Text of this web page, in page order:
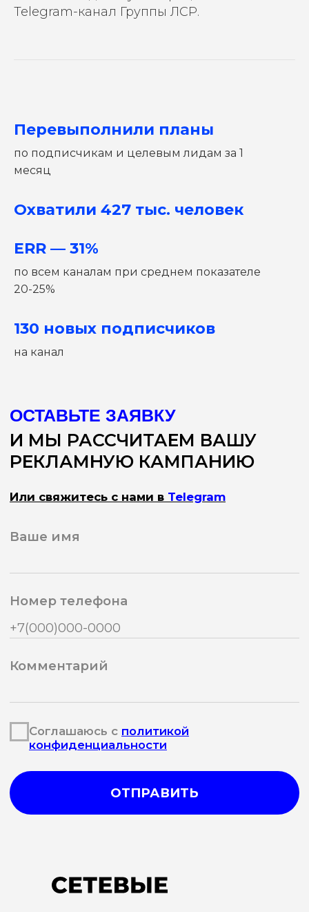
Telegram-канал Группы ЛСР.
Перевыполнили планы
по подписчикам и целевым лидам за 1
месяц
Охватили 427 тыс. человек
ERR — 31%
по всем каналам при среднем показателе
20-25%
130 новых подписчиков
на канал
Номер телефона
Комментарий
Соглашаюсь с политикой